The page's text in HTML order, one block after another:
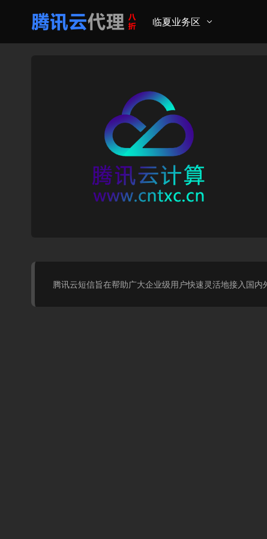
临夏业务区
腾讯云短信旨在帮助广大企业级用户快速灵活地接入国